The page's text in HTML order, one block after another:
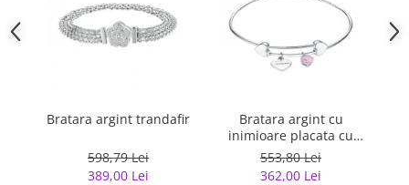
Bratara argint trandafir
598,79 Lei
389,00 Lei
Bratara argint cu
inimioare placata cu
rodiu
553,80 Lei
362,00 Lei